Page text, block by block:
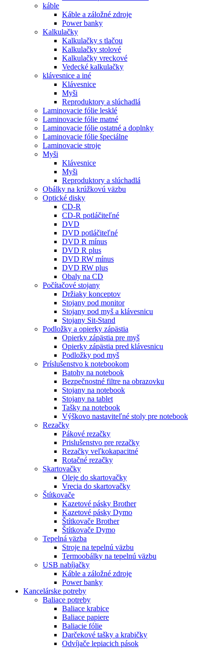
káble
Káble a záložné zdroje
Power banky
Kalkulačky
Kalkulačky s tlačou
Kalkulačky stolové
Kalkulačky vreckové
Vedecké kalkulačky
klávesnice a iné
Klávesnice
Myši
Reproduktory a slúchadlá
Laminovacie fólie lesklé
Laminovacie fólie matné
Laminovacie fólie ostatné a doplnky
Laminovacie fólie špeciálne
Laminovacie stroje
Myši
Klávesnice
Myši
Reproduktory a slúchadlá
Obálky na krúžkovú väzbu
Optické disky
CD-R
CD-R potláčiteľné
DVD
DVD potláčiteľné
DVD R mínus
DVD R plus
DVD RW mínus
DVD RW plus
Obaly na CD
Počítačové stojany
Držiaky konceptov
Stojany pod monitor
Stojany pod myš a klávesnicu
Stojany Sit-Stand
Podložky a opierky zápästia
Opierky zápästia pre myš
Opierky zápästia pred klávesnicu
Podložky pod myš
Príslušenstvo k notebookom
Batohy na notebook
Bezpečnostné filtre na obrazovku
Stojany na notebook
Stojany na tablet
Tašky na notebook
Výškovo nastaviteľné stoly pre notebook
Rezačky
Pákové rezačky
Prislušenstvo pre rezačky
Rezačky veľkokapacitné
Rotačné rezačky
Skartovačky
Oleje do skartovačky
Vrecia do skartovačky
Štítkovače
Kazetové pásky Brother
Kazetové pásky Dymo
Štítkovače Brother
Štítkovače Dymo
Tepelná väzba
Stroje na tepelnú väzbu
Termoobálky na tepelnú väzbu
USB nabíjačky
Káble a záložné zdroje
Power banky
Kancelárske potreby
Baliace potreby
Baliace krabice
Baliace papiere
Baliacie fólie
Darčekové tašky a krabičky
Odvíjače lepiacich pások